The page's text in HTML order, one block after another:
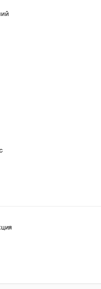
авторских прав